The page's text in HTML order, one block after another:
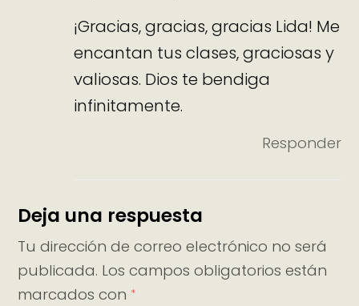
¡Gracias, gracias, gracias Lida! Me
encantan tus clases, graciosas y
valiosas. Dios te bendiga
infinitamente.
Responder
Deja una respuesta
Tu dirección de correo electrónico no será
publicada. Los campos obligatorios están
marcados con *